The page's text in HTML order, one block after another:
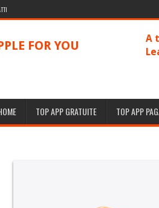
FOR YOU
A
TOP APP GRATUITE TOP APP